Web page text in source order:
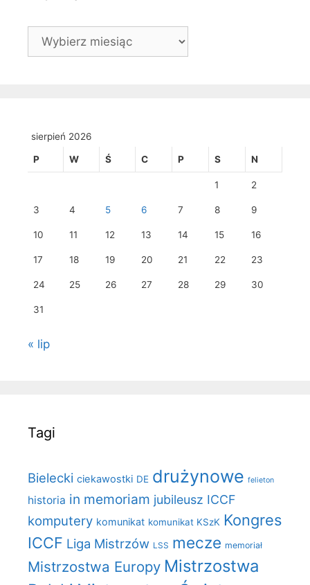
Archiwa
sierpień 2026
P W Ś C P S N
1 2
3 4 5 6 7 8 9
10 11 12 13 14 15 16
17 18 19 20 21 22 23
24 25 26 27 28 29 30
31
« lip
Tagi
Bielecki ciekawostki DE drużynowe felieton
historia in memoriam jubileusz ICCF
komputery komunikat komunikat KSzK Kongres
ICCF Liga Mistrzów LSS mecze memoriał
Mistrzostwa Europy Mistrzostwa